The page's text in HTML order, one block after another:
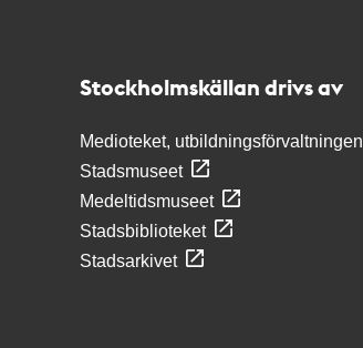
Stockholmskällan drivs av
Medioteket, utbildningsförvaltningen
Stadsmuseet
Medeltidsmuseet
Stadsbiblioteket
Stadsarkivet